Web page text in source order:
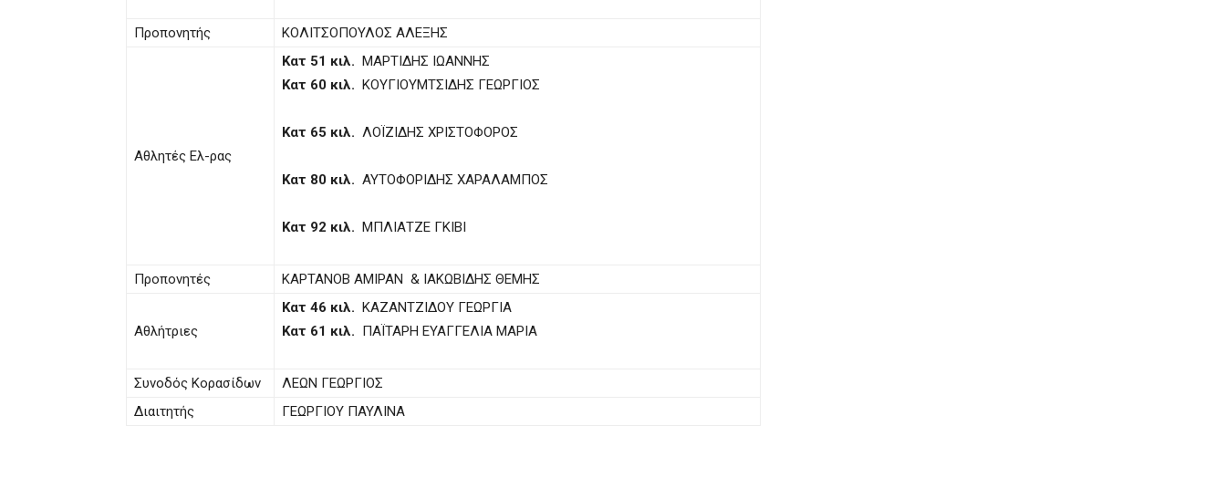
Προπονητής ΚΟΛΙΤΣΟΠΟΥΛΟΣ ΑΛΕΞΗΣ
Αθλητές Ελ-ρας
Κατ 51 κιλ. ΜΑΡΤΙΔΗΣ ΙΩΑΝΝΗΣ
Κατ 60 κιλ. ΚΟΥΓΙΟΥΜΤΣΙΔΗΣ ΓΕΩΡΓΙΟΣ
Κατ 65 κιλ. ΛΟΪΖΙΔΗΣ ΧΡΙΣΤΟΦΟΡΟΣ
Κατ 80 κιλ. ΑΥΤΟΦΟΡΙΔΗΣ ΧΑΡΑΛΑΜΠΟΣ
Κατ 92 κιλ. ΜΠΛΙΑΤΖΕ ΓΚΙΒΙ
Προπονητές ΚΑΡΤΑΝΟΒ ΑΜΙΡΑΝ & ΙΑΚΩΒΙΔΗΣ ΘΕΜΗΣ
Αθλήτριες
Κατ 46 κιλ. ΚΑΖΑΝΤΖΙΔΟΥ ΓΕΩΡΓΙΑ
Κατ 61 κιλ. ΠΑΪΤΑΡΗ ΕΥΑΓΓΕΛΙΑ ΜΑΡΙΑ
Συνοδός Κορασίδων
ΛΕΩΝ ΓΕΩΡΓΙΟΣ
Διαιτητής
ΓΕΩΡΓΙΟΥ ΠΑΥΛΙΝΑ